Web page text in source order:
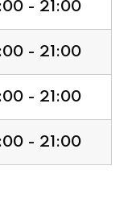
- 21:00
- 21:00